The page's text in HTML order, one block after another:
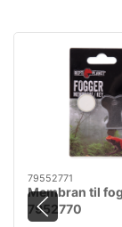
79552771
Membran til
7952770